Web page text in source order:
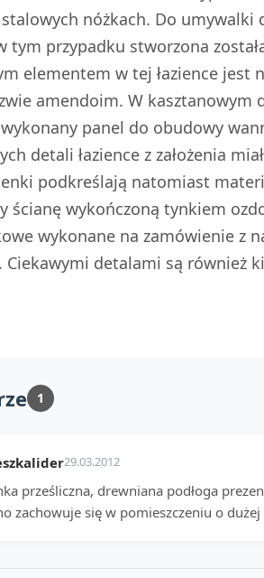
nóżkach. Do umywalki
tym przypadku stworzona
elementem w tej łazience jest
amendoim. W kasztanowym
wykonany panel do obudowy
detali łazience z założenia
podkreślają natomiast
ścianę wykończoną tynkiem
wykonane na zamówienie z
Ciekawymi detalami są również
1
29.03.2012
prześliczna, drewniana podłoga
zachowuje się w pomieszczeniu o